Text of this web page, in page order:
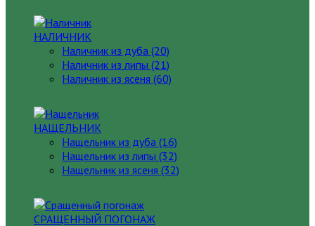
НАЛИЧНИК
Наличник из дуба (20)
Наличник из липы (21)
Наличник из ясеня (60)
НАЩЕЛЬНИК
Нащельник из дуба (16)
Нащельник из липы (32)
Нащельник из ясеня (32)
СРАЩЕННЫЙ ПОГОНАЖ